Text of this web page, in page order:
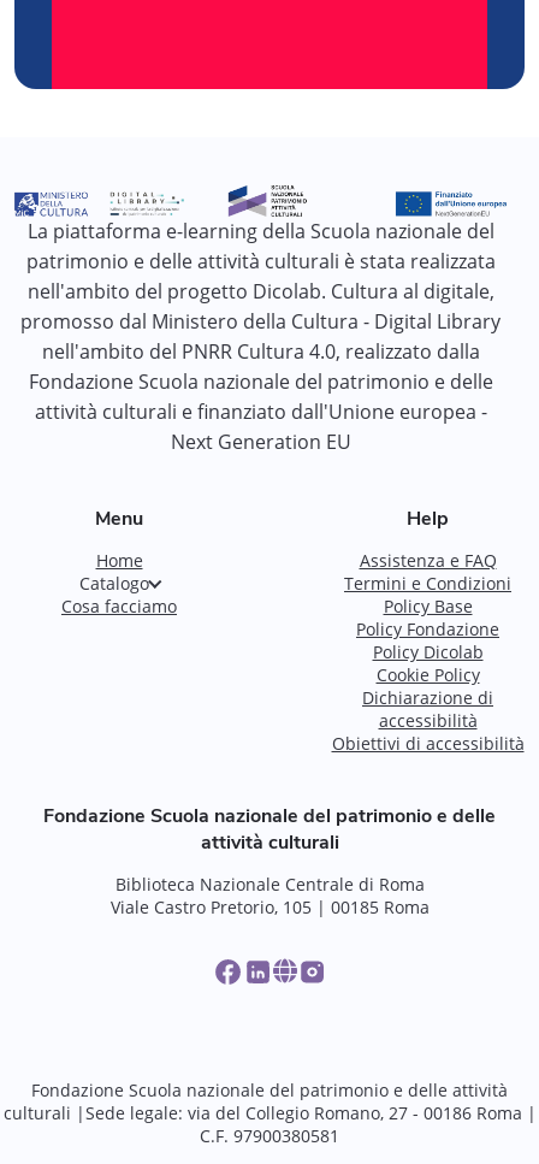
La piattaforma e-learning della Scuola nazionale del
patrimonio e delle attività culturali è stata realizzata
nell'ambito del progetto Dicolab. Cultura al digitale,
promosso dal Ministero della Cultura - Digital Library
nell'ambito del PNRR Cultura 4.0, realizzato dalla
Fondazione Scuola nazionale del patrimonio e delle
attività culturali e finanziato dall'Unione europea -
Next Generation EU
Menu
Home
Catalogo
Cosa facciamo
Help
Assistenza e FAQ
Termini e Condizioni
Policy Base
Policy Fondazione
Policy Dicolab
Cookie Policy
Dichiarazione di
accessibilità
Obiettivi di accessibilità
Fondazione Scuola nazionale del patrimonio e delle
attività culturali
Biblioteca Nazionale Centrale di Roma
Viale Castro Pretorio, 105 | 00185 Roma
Fondazione Scuola nazionale del patrimonio e delle attività
culturali |Sede legale: via del Collegio Romano, 27 - 00186 Roma |
C.F. 97900380581